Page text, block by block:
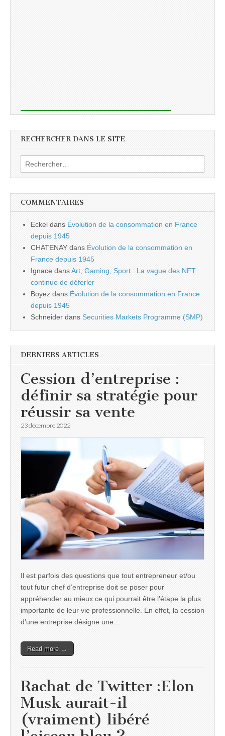
RECHERCHER DANS LE SITE
Rechercher :
COMMENTAIRES
Eckel dans Évolution de la consommation en France
depuis 1945
CHATENAY dans Évolution de la consommation en
France depuis 1945
Ignace dansArt, Gaming, Sport : La vague des NFT
continue de déferler
Boyez dans Évolution de la consommation en France
depuis 1945
Schneider dans Securities Markets Programme (SMP)
DERNIERS ARTICLES
Cession d’entreprise :
définir sa stratégie pour
réussir sa vente
23 décembre 2022
Il est parfois des questions que tout entrepreneur et/ou
tout futur chef d’entreprise doit se poser pour
appréhender au mieux ce qui pourrait être l’étape la plus
importante de leur vie professionnelle. En effet, la cession
d’une entreprise désigne une…
Read more →
Rachat de Twitter :Elon
Musk aurait-il
(vraiment) libéré